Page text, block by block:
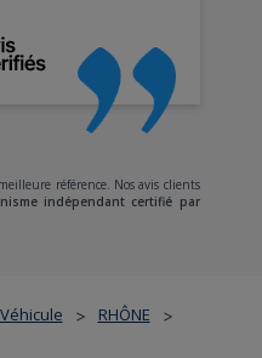
> RHÔNE >
référence. Nos avis clients
indépendant certifié par